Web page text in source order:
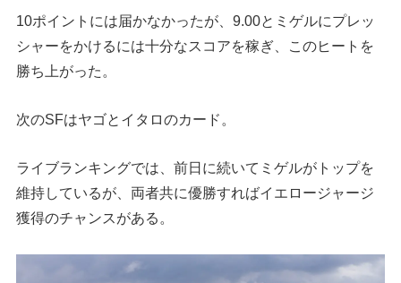
10ポイントには届かなかったが、9.00とミゲルにプレッ
シャーをかけるには十分なスコアを稼ぎ、このヒートを
勝ち上がった。
次のSFはヤゴとイタロのカード。
ライブランキングでは、前日に続いてミゲルがトップを
維持しているが、両者共に優勝すればイエロージャージ
獲得のチャンスがある。